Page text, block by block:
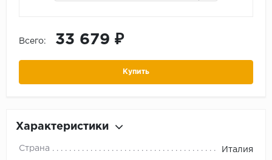
Всего: 33 679 ₽
Купить
Характеристики
Страна Италия